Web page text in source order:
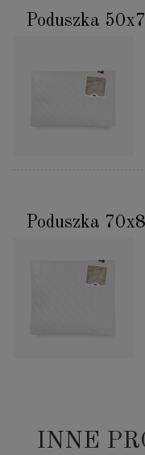
Poduszka
Poduszka
INNE